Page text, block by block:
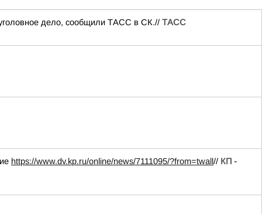
дело, сообщили ТАСС в СК.// ТАСС
https://www.dv.kp.ru/online/news/7111095/?from=twall// КП -